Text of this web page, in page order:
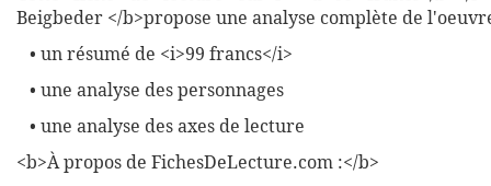
Beigbeder </b>propose une analyse complète de
• un résumé de <i>99 francs</i>
• une analyse des personnages
• une analyse des axes de lecture
<b>À propos de FichesDeLecture.com :</b>